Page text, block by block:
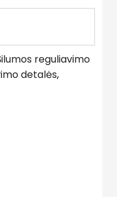
reguliavimo
detalės,